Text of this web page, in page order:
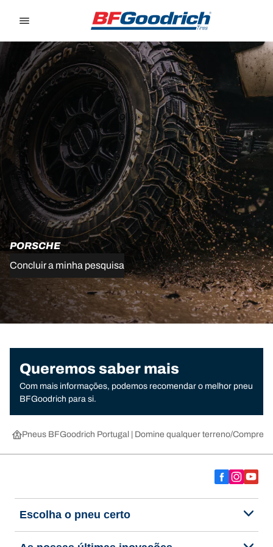
PORSCHE
Concluir a minha pesquisa
Queremos saber mais
Com mais informações, podemos recomendar o melhor pneu
BFGoodrich para si.
Pneus BFGoodrich Portugal | Domine qualquer terreno Compre
Escolha o pneu certo